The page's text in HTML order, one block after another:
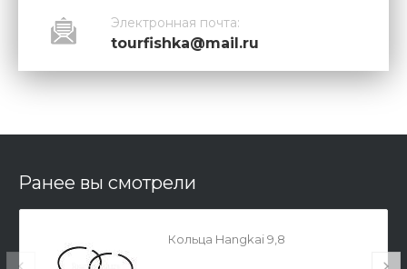
Электронная почта:
tourfishka@mail.ru
Ранее вы смотрели
Кольца Hangkai 9,8